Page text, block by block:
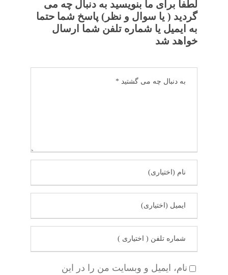
لطفا برای ما بنویسید به دنبال چه می
گردید ( یا سوال و نظر) پاسخ شما حتما
به ایمیل یا شماره تلفن شما ارسال
خواهد شد
نام، ایمیل و وبسایت من را در این